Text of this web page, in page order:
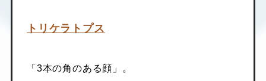
トリケラトプス
「3本の角のある顔」。